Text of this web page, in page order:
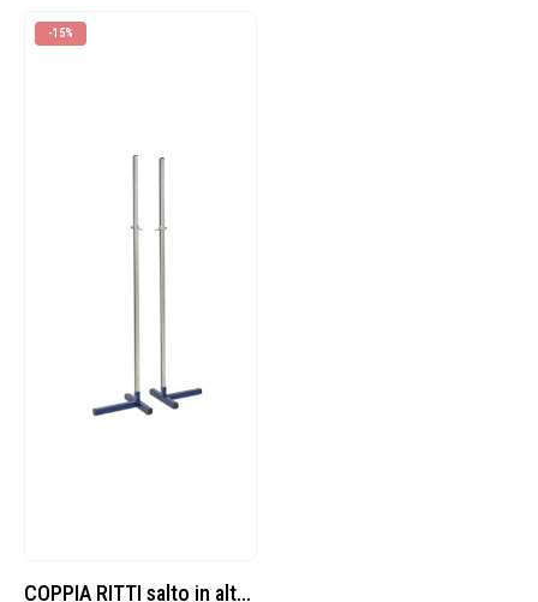
-15%
COPPIA RITTI salto in alto scolastici altezza